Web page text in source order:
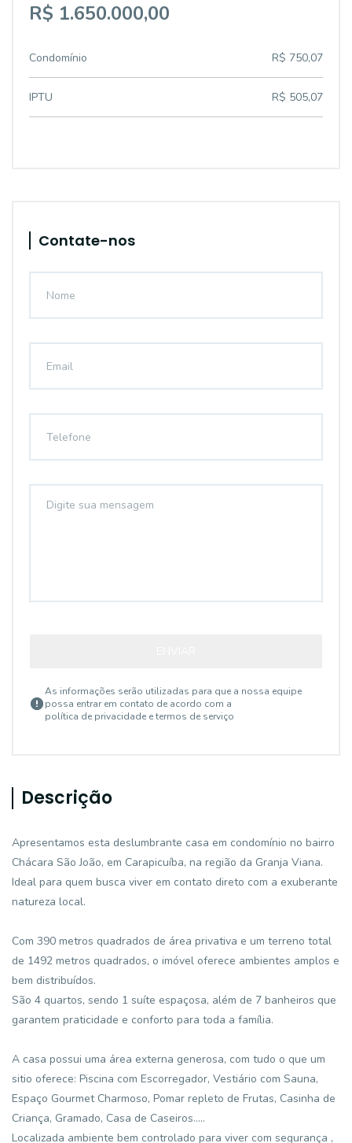
R$ 1.650.000,00
Condomínio R$ 750,07
IPTU R$ 505,07
Contate-nos
As informações serão utilizadas para que a nossa equipe
possa entrar em contato de acordo com a
política de privacidade e termos de serviço
Descrição
Apresentamos esta deslumbrante casa em condomínio no bairro
Chácara São João, em Carapicuíba, na região da Granja Viana.
Ideal para quem busca viver em contato direto com a exuberante
natureza local.
Com 390 metros quadrados de área privativa e um terreno total
de 1492 metros quadrados, o imóvel oferece ambientes amplos e
bem distribuídos.
São 4 quartos, sendo 1 suíte espaçosa, além de 7 banheiros que
garantem praticidade e conforto para toda a família.
A casa possui uma área externa generosa, com tudo o que um
sitio oferece: Piscina com Escorregador, Vestiário com Sauna,
Espaço Gourmet Charmoso, Pomar repleto de Frutas, Casinha de
Criança, Gramado, Casa de Caseiros.....
Localizada ambiente bem controlado para viver com segurança ,